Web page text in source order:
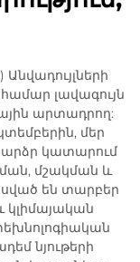
լավագույն
արտադրող:
մեր
կատարում
մշակման և
են տարբեր
նյութերի